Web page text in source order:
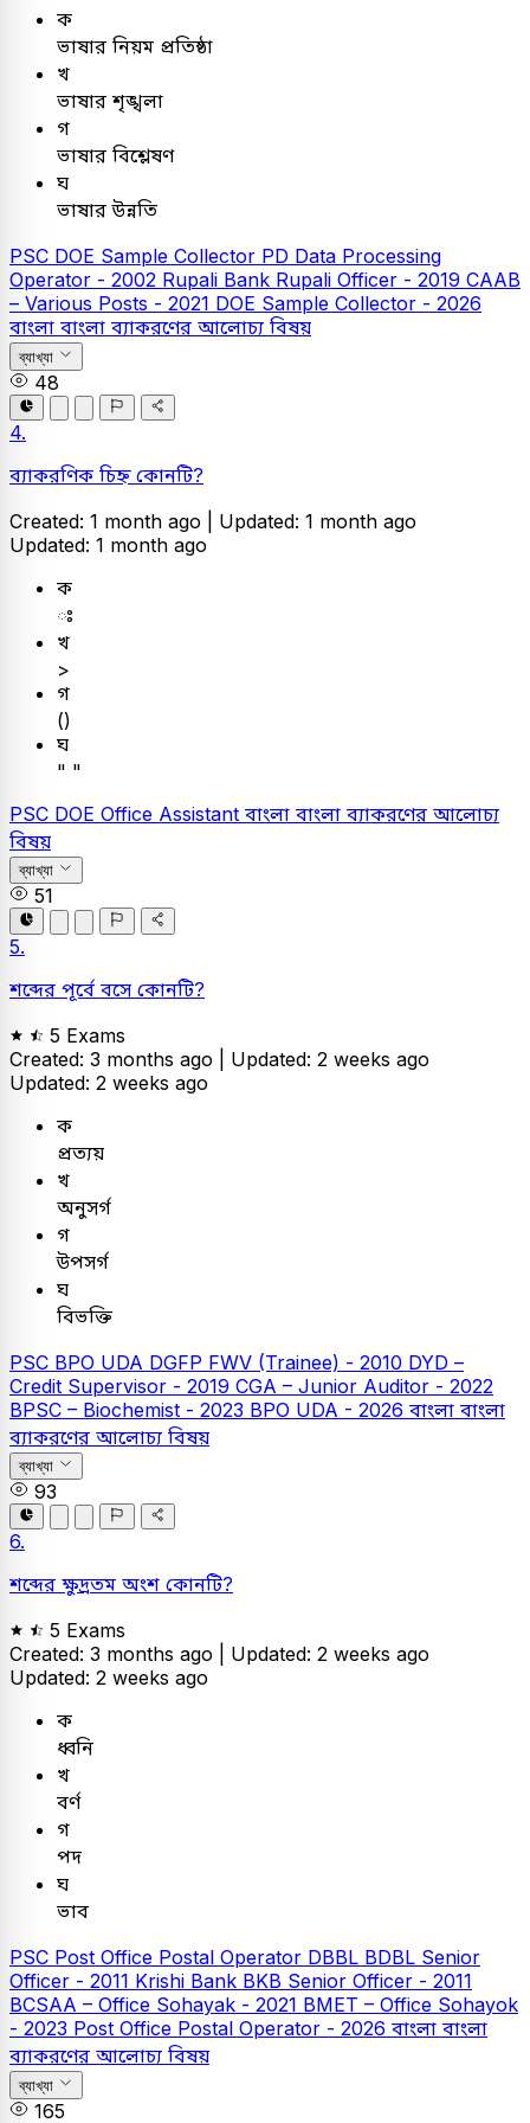
ক
ভাষার নিয়ম প্রতিষ্ঠা
খ
ভাষার শৃঙ্খলা
গ
ভাষার বিশ্লেষণ
ঘ
ভাষার উন্নতি
PSC DOE Sample Collector PD Data Processing
Operator - 2002 Rupali Bank Rupali Officer - 2019 CAAB
– Various Posts - 2021 DOE Sample Collector - 2026
বাংলা বাংলা ব্যাকরণের আলোচ্য বিষয়
ব্যাখ্যা
48
4.
ব্যাকরণিক চিহ্ন কোনটি?
Created: 1 month ago | Updated: 1 month ago
Updated: 1 month ago
ক
ঃ
খ
>
গ
()
ঘ
" "
PSC DOE Office Assistant বাংলা বাংলা ব্যাকরণের আলোচ্য
বিষয়
ব্যাখ্যা
51
5.
শব্দের পূর্বে বসে কোনটি?
5 Exams
Created: 3 months ago | Updated: 2 weeks ago
Updated: 2 weeks ago
ক
প্রত্যয়
খ
অনুসর্গ
গ
উপসর্গ
ঘ
বিভক্তি
PSC BPO UDA DGFP FWV (Trainee) - 2010 DYD –
Credit Supervisor - 2019 CGA – Junior Auditor - 2022
BPSC – Biochemist - 2023 BPO UDA - 2026 বাংলা বাংলা
ব্যাকরণের আলোচ্য বিষয়
ব্যাখ্যা
93
6.
শব্দের ক্ষুদ্রতম অংশ কোনটি?
5 Exams
Created: 3 months ago | Updated: 2 weeks ago
Updated: 2 weeks ago
ক
ধ্বনি
খ
বর্ণ
গ
পদ
ঘ
ভাব
PSC Post Office Postal Operator DBBL BDBL Senior
Officer - 2011 Krishi Bank BKB Senior Officer - 2011
BCSAA – Office Sohayak - 2021 BMET – Office Sohayok
- 2023 Post Office Postal Operator - 2026 বাংলা বাংলা
ব্যাকরণের আলোচ্য বিষয়
ব্যাখ্যা
165